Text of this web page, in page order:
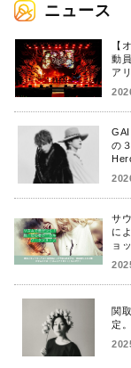
ニュース
【
動
ア
GAI
の
サ
に
ョ
関
定